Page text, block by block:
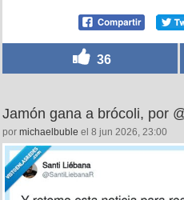
36
Jamón gana a brócoli, por
por michaelbuble el 8 jun 2026, 23:00